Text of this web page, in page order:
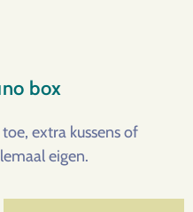
box
extra kussens of
eigen.